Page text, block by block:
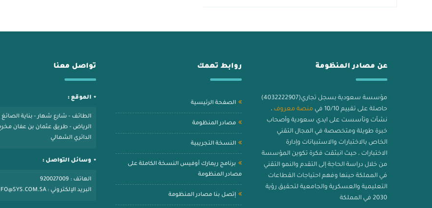
وتثبيت البرنامج: تهيئة […]
عن مصادر المنظومة
مؤسسة سعودية بسجل تجاري(4032222907)
حاصلة على تقييم 10/10 في
منصة معروف ،
نشأت وتأسست على ايدي سعودية وأصحاب
خبرة طويلة ومتخصصة في المجال التقني
الخاص بالاختبارات والاستبيانات وإدارة
الاختبارات ، حيث انبثقت فكرة تكوين المؤسسة
من خلال دراسة الحاجة إلى التقدم والنمو التقني
في المملكة حينها وفهم احتياجات القطاعات
التعليمية والعسكرية والجامعية لتحقيق رؤية
2030 في المملكة
روابط تهمك
الصفحة الرئيسية
مصادر المنظومة
النسخة التجريبية
برنامج ريمارك أوفيس النسخة الكاملة على
مصادر المنظومة
إتصل بنا مصادر المنظومة
تواصل معنا
الموقع :
الدائري الشمالي
وسائل التواصل :
الهاتف : 920027009
البريد الإلكتروني : INFO@SYS.COM.SA